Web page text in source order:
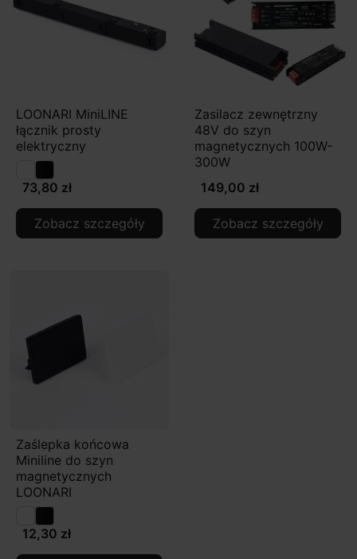
LOONARI MiniLINE
łącznik prosty
elektryczny
73,80 zł
Zobacz szczegóły
Zasilacz zewnętrzny
48V do szyn
magnetycznych 100W-
300W
149,00 zł
Zobacz szczegóły
Zaślepka końcowa
Miniline do szyn
magnetycznych
LOONARI
12,30 zł